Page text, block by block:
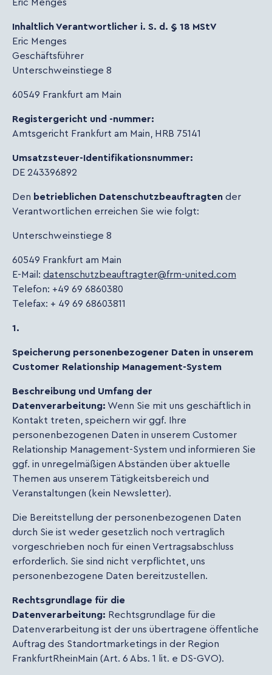
Eric Menges
Inhaltlich Verantwortlicher i. S. d. § 18 MStV
Eric Menges
Geschäftsführer
Unterschweinstiege 8
60549 Frankfurt am Main
Registergericht und -nummer:
Amtsgericht Frankfurt am Main, HRB 75141
Umsatzsteuer-Identifikationsnummer:
DE 243396892
Den betrieblichen Datenschutzbeauftragten der
Verantwortlichen erreichen Sie wie folgt:
Unterschweinstiege 8
60549 Frankfurt am Main
E-Mail: datenschutzbeauftragter@frm-united.com
Telefon: +49 69 6860380
Telefax: + 49 69 68603811
1.
Speicherung personenbezogener Daten in unserem
Customer Relationship Management-System
Beschreibung und Umfang der
Datenverarbeitung: Wenn Sie mit uns geschäftlich in
Kontakt treten, speichern wir ggf. Ihre
personenbezogenen Daten in unserem Customer
Relationship Management-System und informieren Sie
ggf. in unregelmäßigen Abständen über aktuelle
Themen aus unserem Tätigkeitsbereich und
Veranstaltungen (kein Newsletter).
Die Bereitstellung der personenbezogenen Daten
durch Sie ist weder gesetzlich noch vertraglich
vorgeschrieben noch für einen Vertragsabschluss
erforderlich. Sie sind nicht verpflichtet, uns
personenbezogene Daten bereitzustellen.
Rechtsgrundlage für die
Datenverarbeitung: Rechtsgrundlage für die
Datenverarbeitung ist der uns übertragene öffentliche
Auftrag des Standortmarketings in der Region
FrankfurtRheinMain (Art. 6 Abs. 1 lit. e DS-GVO).